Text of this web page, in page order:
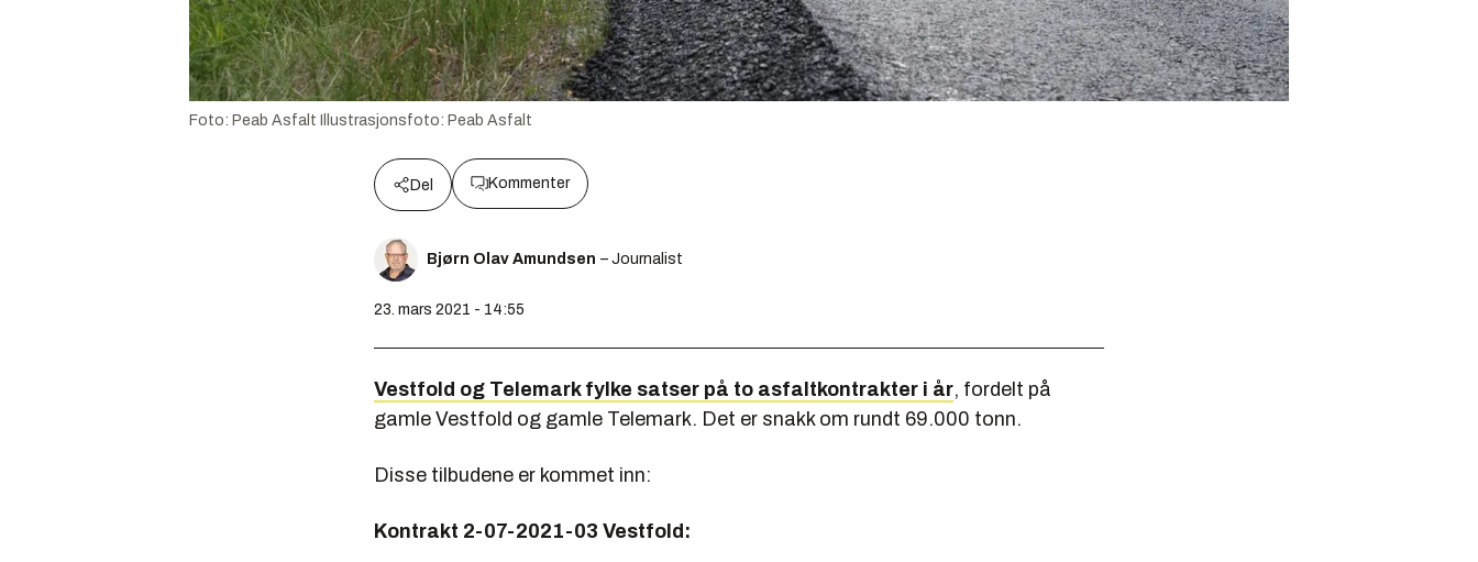
Foto: Peab Asfalt Illustrasjonsfoto: Peab Asfalt
Del Kommenter
Bjørn Olav Amundsen – Journalist
23. mars 2021 - 14:55
Vestfold og Telemark fylke satser på to asfaltkontrakter i år, fordelt på
gamle Vestfold og gamle Telemark. Det er snakk om rundt 69.000 tonn.
Disse tilbudene er kommet inn:
Kontrakt 2-07-2021-03 Vestfold: